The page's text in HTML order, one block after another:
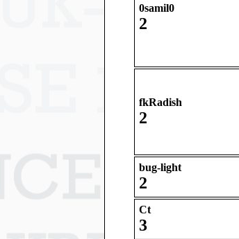
0samil0
2
fkRadish
2
bug-light
2
Ct
3